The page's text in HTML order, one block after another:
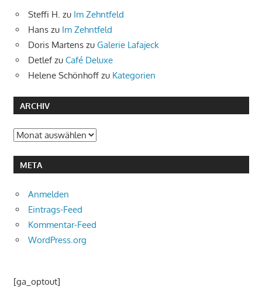
Steffi H. zu Im Zehntfeld
Hans zu Im Zehntfeld
Doris Martens zu Galerie Lafajeck
Detlefzu Café Deluxe
Helene Schönhoff zu Kategorien
ARCHIV
Archiv
META
Anmelden
Eintrags-Feed
Kommentar-Feed
WordPress.org
[ga_optout]